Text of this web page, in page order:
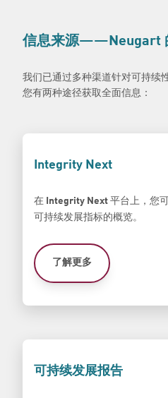
信息来源——Neugart
我们已通过多种渠道针对可持续
您有两种途径获取全面信息：
Integrity Next
在 Integrity Next平台上，您
可持续发展指标的概览。
了解更多
可持续发展报告